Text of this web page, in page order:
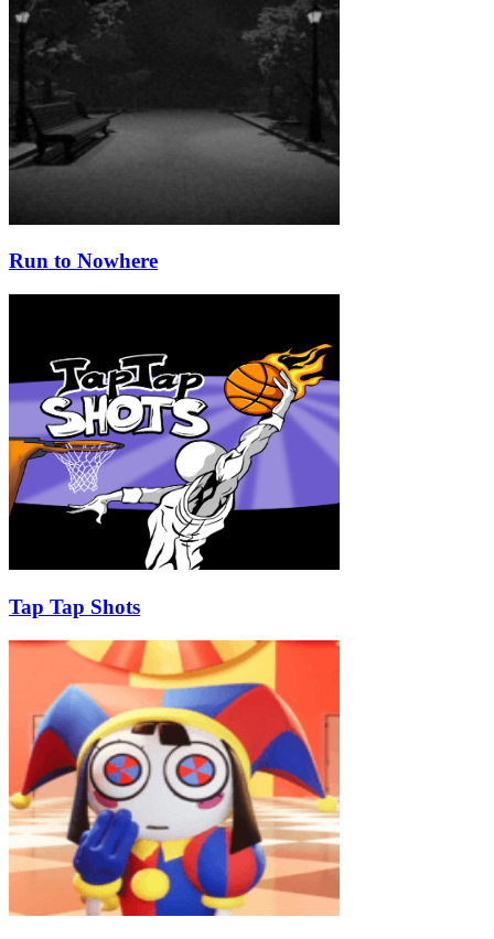
Run to Nowhere
Tap Tap Shots